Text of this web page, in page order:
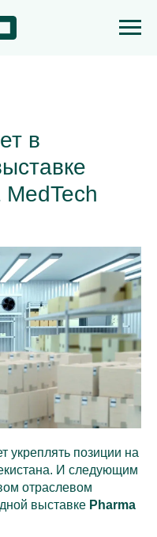
в
укреплять позиции на
И следующим
отраслевом
выставке Pharma